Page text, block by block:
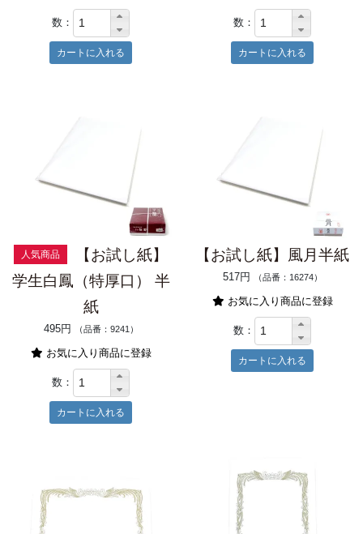
数： 数：
人気商品
【お試し紙】
学生白鳳（特厚口） 半
紙
495円 （品番：9241）
お気に入り商品に登録
数：
【お試し紙】風月半紙
517円 （品番：16274）
お気に入り商品に登録
数：